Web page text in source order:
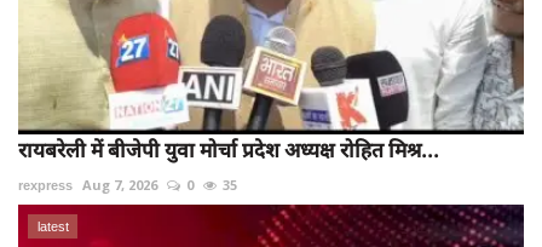
रायबरेली में बीजेपी युवा मोर्चा प्रदेश अध्यक्ष रोहित मिश्र...
rexpress Aug 7, 2026 0 35
latest